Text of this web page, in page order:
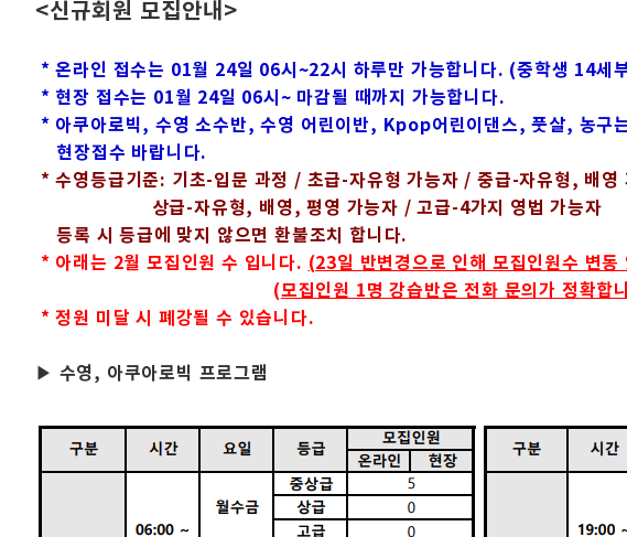
<신규회원 모집안내>
* 온라인 접수는 01월 24일 06시~22시 하루만 가능합니다. (중학생 14세
* 현장 접수는 01월 24일 06시~ 마감될 때까지 가능합니다.
* 아쿠아로빅, 수영 소수반, 수영 어린이반, Kpop어린이댄스, 풋살, 농구
현장접수 바랍니다.
* 수영등급기준: 기초-입문 과정 / 초급-자유형 가능자 / 중급-자유형, 배영
상급-자유형, 배영, 평영 가능자 / 고급-4가지 영법 가능자
등록 시 등급에 맞지 않으면 환불조치 합니다.
* 아래는 2월 모집인원 수 입니다. (23일 반변경으로 인해 모집인원수 변
(모집인원 1명 강습반은 전화 문의가 정확합
* 정원 미달 시 폐강될 수 있습니다.
▶ 수영, 아쿠아로빅 프로그램